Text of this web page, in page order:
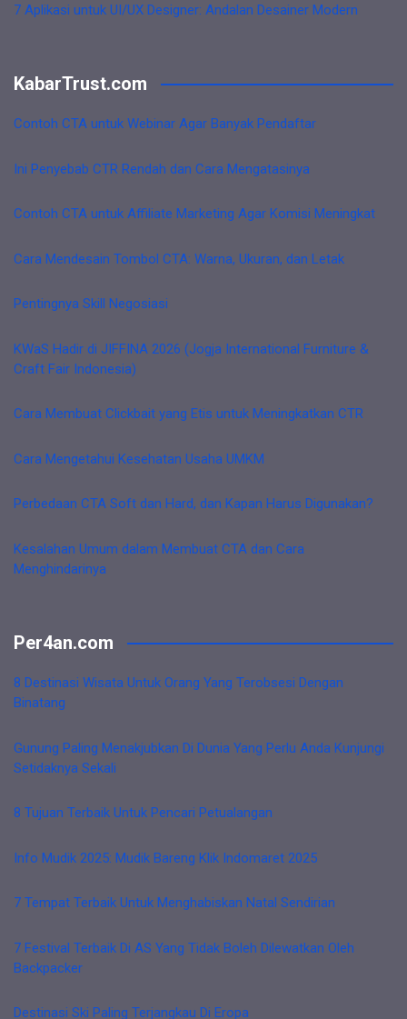
7 Aplikasi untuk UI/UX Designer: Andalan Desainer Modern
KabarTrust.com
Contoh CTA untuk Webinar Agar Banyak Pendaftar
Ini Penyebab CTR Rendah dan Cara Mengatasinya
Contoh CTA untuk Affiliate Marketing Agar Komisi Meningkat
Cara Mendesain Tombol CTA: Warna, Ukuran, dan Letak
Pentingnya Skill Negosiasi
KWaS Hadir di JIFFINA 2026 (Jogja International Furniture &
Craft Fair Indonesia)
Cara Membuat Clickbait yang Etis untuk Meningkatkan CTR
Cara Mengetahui Kesehatan Usaha UMKM
Perbedaan CTA Soft dan Hard, dan Kapan Harus Digunakan?
Kesalahan Umum dalam Membuat CTA dan Cara
Menghindarinya
Per4an.com
8 Destinasi Wisata Untuk Orang Yang Terobsesi Dengan
Binatang
Gunung Paling Menakjubkan Di Dunia Yang Perlu Anda Kunjungi
Setidaknya Sekali
8 Tujuan Terbaik Untuk Pencari Petualangan
Info Mudik 2025: Mudik Bareng Klik Indomaret 2025
7 Tempat Terbaik Untuk Menghabiskan Natal Sendirian
7 Festival Terbaik Di AS Yang Tidak Boleh Dilewatkan Oleh
Backpacker
Destinasi Ski Paling Terjangkau Di Eropa